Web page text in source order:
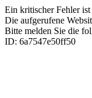
Ein kritischer Fehler
Die aufgerufene
Bitte melden Sie die
ID: 6a7547e50ff50